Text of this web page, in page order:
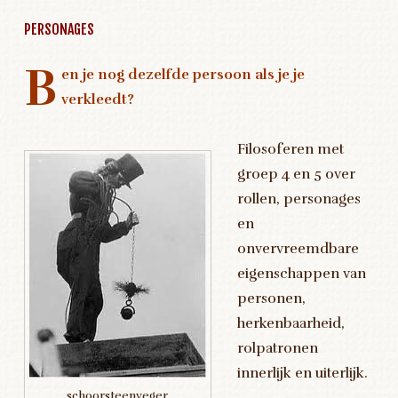
PERSONAGES
B en je nog dezelfde persoon als je je
verkleedt?
Filosoferen met
groep 4 en 5 over
rollen, personages
en
onvervreemdbare
eigenschappen van
personen,
herkenbaarheid,
rolpatronen
innerlijk en uiterlijk.